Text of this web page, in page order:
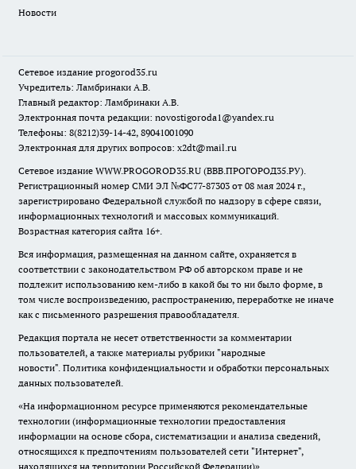
Новости
Сетевое издание progorod35.ru
Учредитель: Ламбринаки А.В.
Главный редактор: Ламбринаки А.В.
Электронная почта редакции: novostigoroda1@yandex.ru
Телефоны: 8(8212)39-14-42, 89041001090
Электронная для других вопросов: x2dt@mail.ru
Сетевое издание WWW.PROGOROD35.RU (ВВВ.ПРОГОРОД35.РУ).
Регистрационный номер СМИ ЭЛ №ФС77-87303 от 08 мая 2024 г.,
зарегистрировано Федеральной службой по надзору в сфере связи,
информационных технологий и массовых коммуникаций.
Возрастная категория сайта 16+.
Вся информация, размещенная на данном сайте, охраняется в
соответствии с законодательством РФ об авторском праве и не
подлежит использованию кем-либо в какой бы то ни было форме, в
том числе воспроизведению, распространению, переработке не иначе
как с письменного разрешения правообладателя.
Редакция портала не несет ответственности за комментарии
пользователей, а также материалы рубрики "народные
новости". Политика конфиденциальности и обработки персональных
данных пользователей.
«На информационном ресурсе применяются рекомендательные
технологии (информационные технологии предоставления
информации на основе сбора, систематизации и анализа сведений,
относящихся к предпочтениям пользователей сети "Интернет",
находящихся на территории Российской Федерации)».